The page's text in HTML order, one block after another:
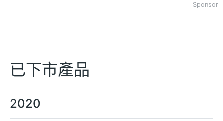
Sponsor
已下市產品
2020